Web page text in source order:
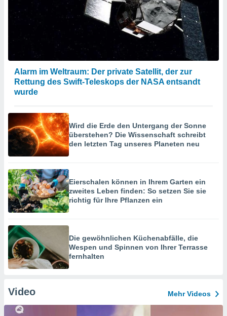
Alarm im Weltraum: Der private Satellit, der zur
Rettung des Swift-Teleskops der NASA entsandt
wurde
Wird die Erde den Untergang der Sonne
überstehen? Die Wissenschaft schreibt
den letzten Tag unseres Planeten neu
Eierschalen können in Ihrem Garten ein
zweites Leben finden: So setzen Sie sie
richtig für Ihre Pflanzen ein
Die gewöhnlichen Küchenabfälle, die
Wespen und Spinnen von Ihrer Terrasse
fernhalten
Video Mehr Videos